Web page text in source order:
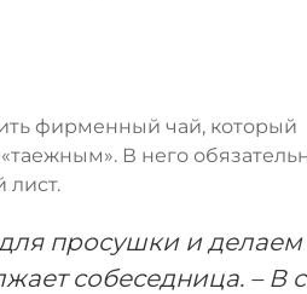
фирменный чай, который
В него
лист.
просушки и делаем
собеседница. – В